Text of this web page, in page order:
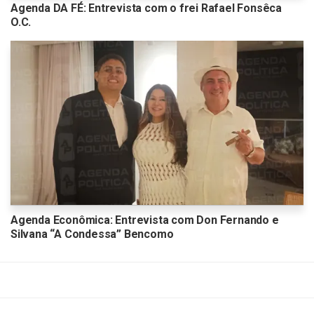
Agenda DA FÉ: Entrevista com o frei Rafael Fonsêca
O.C.
Agenda Econômica: Entrevista com Don Fernando e
Silvana “A Condessa” Bencomo